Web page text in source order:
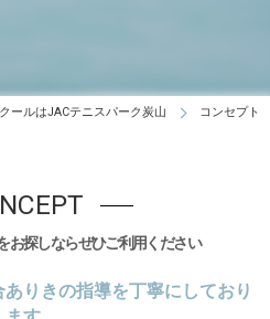
ールはJACテニスパーク炭山 コンセプト
お探しならぜひご利用ください
りきの指導を丁寧にしており